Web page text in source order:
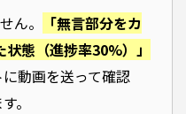
ん。
「無言部分をカ
態（進捗率30%）」
動画を送って確認
。